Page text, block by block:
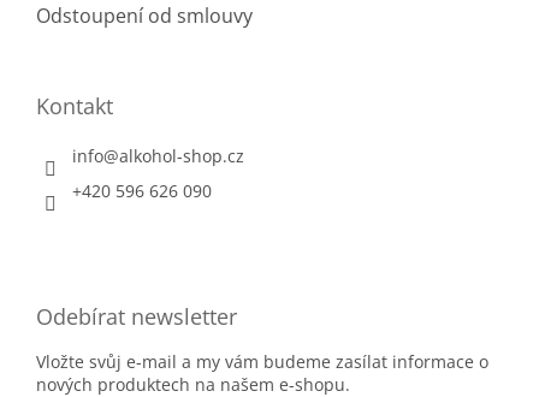
Odstoupení od smlouvy
Kontakt
info@alkohol-shop.cz
+420 596 626 090
Odebírat newsletter
Vložte svůj e-mail a my vám budeme zasílat informace o
nových produktech na našem e-shopu.